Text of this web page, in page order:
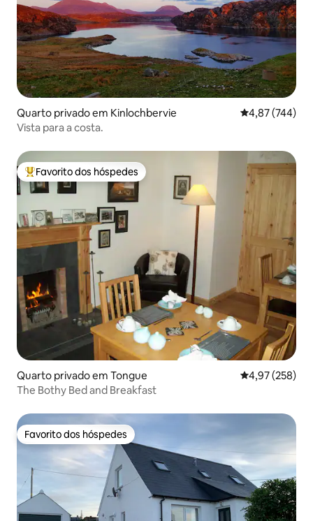
Quarto privado em Kinlochbervie Classificação
4,87 (744)
Vista para a costa.
Favoritos dos hóspedes mais apreciados
Favorito dos hóspedes
Quarto privado em Tongue Classificação
4,97 (258)
The Bothy Bed and Breakfast
Favorito dos hóspedes
Favorito dos hóspedes